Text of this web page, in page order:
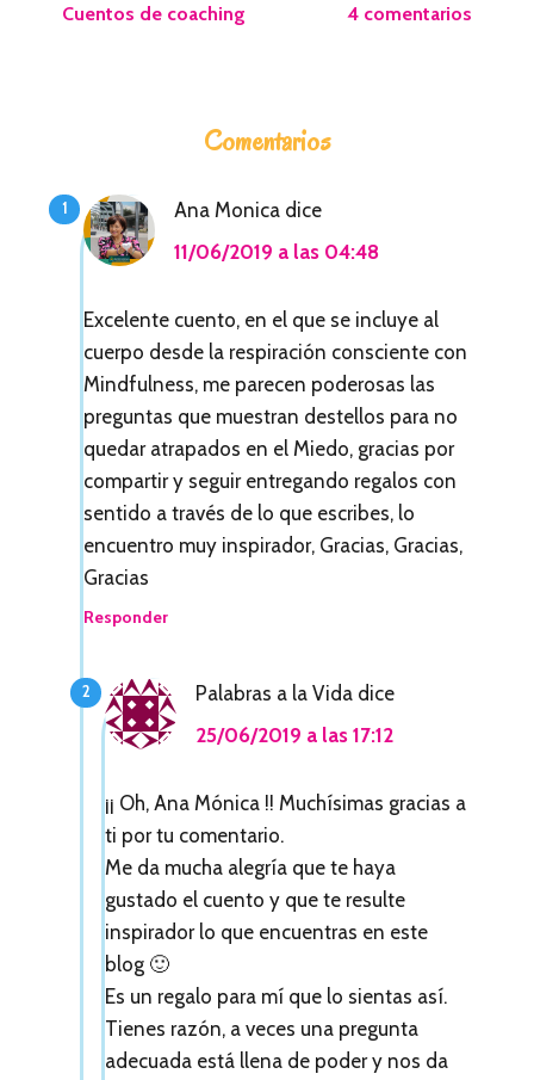
Cuentos de coaching 4 comentarios
Comentarios
Ana Monica dice
11/06/2019 a las 04:48
Excelente cuento, en el que se incluye al
cuerpo desde la respiración consciente con
Mindfulness, me parecen poderosas las
preguntas que muestran destellos para no
quedar atrapados en el Miedo, gracias por
compartir y seguir entregando regalos con
sentido a través de lo que escribes, lo
encuentro muy inspirador, Gracias, Gracias,
Gracias
Responder
Palabras a la Vida dice
25/06/2019 a las 17:12
¡¡ Oh, Ana Mónica !! Muchísimas gracias a
ti por tu comentario.
Me da mucha alegría que te haya
gustado el cuento y que te resulte
inspirador lo que encuentras en este
blog 🙂
Es un regalo para mí que lo sientas así.
Tienes razón, a veces una pregunta
adecuada está llena de poder y nos da